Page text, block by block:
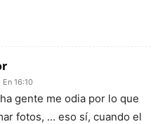
16:10
gente me odia por lo que
fotos, … eso sí, cuando el